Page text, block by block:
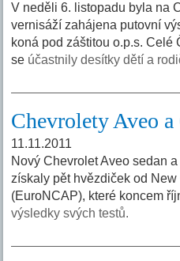
V neděli 6. listopadu byla na
vernisáží zahájena putovní
koná pod záštitou o.p.s. Celé
se účastnily desítky dětí a
Chevrolety Aveo
11.11.2011
Nový Chevrolet Aveo sedan
získaly pět hvězdiček od
(EuroNCAP), které koncem
výsledky svých testů.